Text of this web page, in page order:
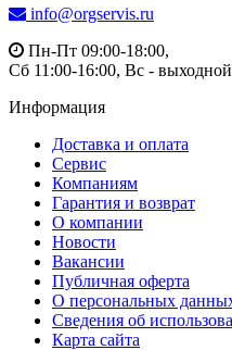
info@orgservis.ru
Пн-Пт 09:00-18:00,
Сб 11:00-16:00, Вс - выходной
Информация
Доставка и оплата
Сервис
Компаниям
Гарантия и возврат
О компании
Новости
Вакансии
Публичная оферта
О персональных
Сведения об
Карта сайта